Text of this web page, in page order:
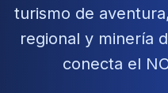
turismo de
regional y minería
conecta el